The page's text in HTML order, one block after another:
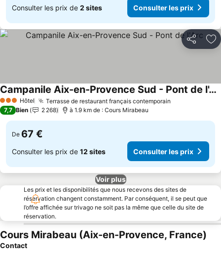
Consulter les prix de 2 sites Consulter les prix
Partager
3 ÉtoilesHôtel Terrasse de restaurant français contemporain
Campanile Aix-en-Provence Sud - Pont de l'Arc
7,7 Bien 2 268 à 1.9 km de : Cours Mirabeau
De 67 €
Consulter les prix de 12 sites Consulter les prix
Voir plus
Les prix et les disponibilités que nous recevons des sites de
réservation changent constamment. Par conséquent, il se peut que
l’offre affichée sur trivago ne soit pas la même que celle du site de
réservation.
Cours Mirabeau (Aix-en-Provence, France)
Contact